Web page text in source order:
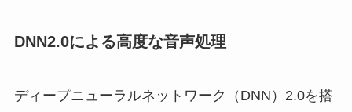
DNN2.0による高度な音声処理
ディープニューラルネットワーク（DNN）2.0を搭